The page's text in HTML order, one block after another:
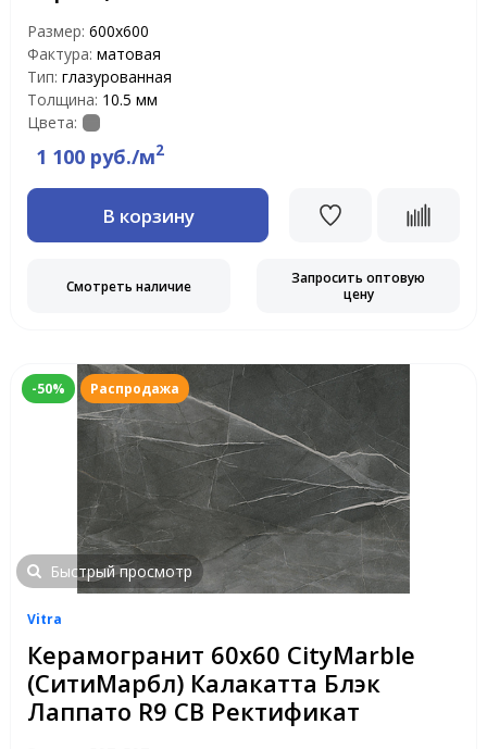
Размер: 600х600
Фактура: матовая
Тип: глазурованная
Толщина: 10.5 мм
Цвета:
1 100 руб./м2
В корзину
Смотреть наличие
Запросить оптовую
цену
-50% Распродажа
Быстрый просмотр
Vitra
Керамогранит 60х60 CityMarble
(СитиМарбл) Калакатта Блэк
Лаппато R9 CB Ректификат